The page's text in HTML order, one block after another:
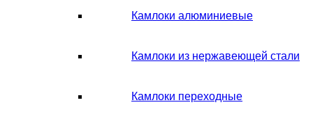
Камлоки алюминиевые
Камлоки из нержавеющей стали
Камлоки переходные